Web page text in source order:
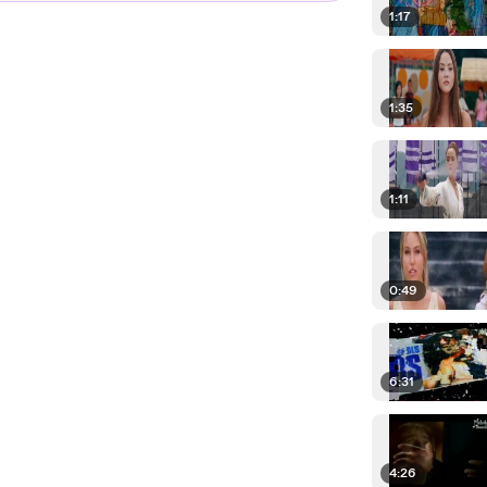
1:17
1:35
1:11
0:49
6:31
4:26